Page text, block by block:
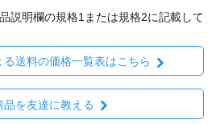
説明欄の規格1または規格2に記載して
送料の価格一覧表はこちら
品を友達に教える